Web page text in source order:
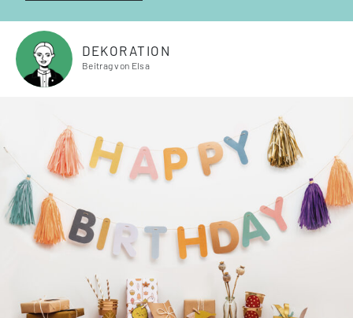
DEKORATION
Beitrag von Elsa